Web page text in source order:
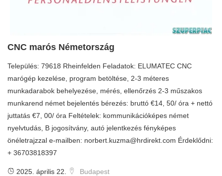
CNC marós Németország
Település: 79618 Rheinfelden Feladatok: ELUMATEC CNC
marógép kezelése, program betöltése, 2-3 méteres
munkadarabok behelyezése, mérés, ellenőrzés 2-3 műszakos
munkarend német bejelentés bérezés: bruttó €14, 50/ óra + nettó
juttatás €7, 00/ óra Feltételek: kommunikációképes német
nyelvtudás, B jogosítvány, autó jelentkezés fényképes
önéletrajzzal e-mailben: norbert.kuzma@hrdirekt.com Érdeklődni:
+ 36703818397
2025. április 22.
Budapest